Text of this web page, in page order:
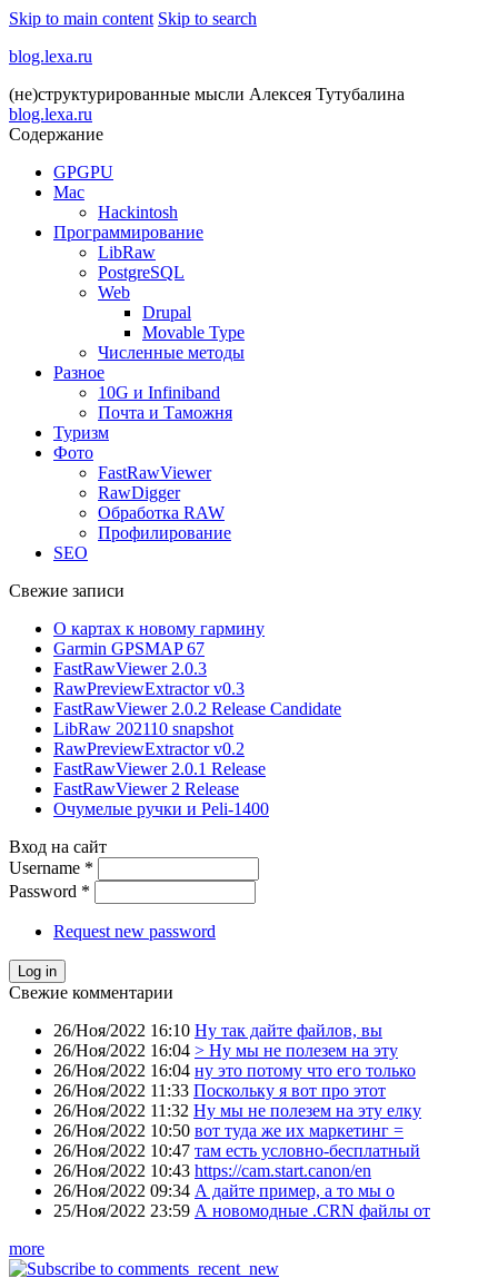
Skip to main content Skip to search
blog.lexa.ru
(не)структурированные мысли Алексея Тутубалина
blog.lexa.ru
Содержание
GPGPU
Mac
Hackintosh
Программирование
LibRaw
PostgreSQL
Web
Drupal
Movable Type
Численные методы
Разное
10G и Infiniband
Почта и Таможня
Туризм
Фото
FastRawViewer
RawDigger
Обработка RAW
Профилирование
SEO
Свежие записи
О картах к новому гармину
Garmin GPSMAP 67
FastRawViewer 2.0.3
RawPreviewExtractor v0.3
FastRawViewer 2.0.2 Release Candidate
LibRaw 202110 snapshot
RawPreviewExtractor v0.2
FastRawViewer 2.0.1 Release
FastRawViewer 2 Release
Очумелые ручки и Peli-1400
Вход на сайт
Username *
Password *
Request new password
Свежие комментарии
26/Ноя/2022 16:10 Ну так дайте файлов, вы
26/Ноя/2022 16:04 > Ну мы не полезем на эту
26/Ноя/2022 16:04 ну это потому что его только
26/Ноя/2022 11:33 Поскольку я вот про этот
26/Ноя/2022 11:32 Ну мы не полезем на эту елку
26/Ноя/2022 10:50 вот туда же их маркетинг =
26/Ноя/2022 10:47 там есть условно-бесплатный
26/Ноя/2022 10:43 https://cam.start.canon/en
26/Ноя/2022 09:34 А дайте пример, а то мы о
25/Ноя/2022 23:59 А новомодные .CRN файлы от
more